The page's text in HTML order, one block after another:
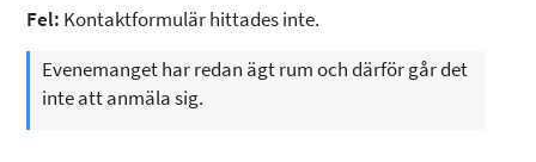
Fel: Kontaktformulär hittades inte.
Evenemanget har redan ägt rum och därför går det
inte att anmäla sig.